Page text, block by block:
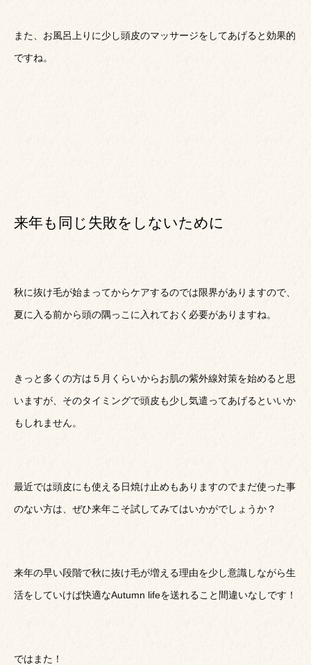
また、お風呂上りに少し頭皮のマッサージをしてあげると効果的
ですね。
来年も同じ失敗をしないために
秋に抜け毛が始まってからケアするのでは限界がありますので、
夏に入る前から頭の隅っこに入れておく必要がありますね。
きっと多くの方は５月くらいからお肌の紫外線対策を始めると思
いますが、そのタイミングで頭皮も少し気遣ってあげるといいか
もしれません。
最近では頭皮にも使える日焼け止めもありますのでまだ使った事
のない方は、ぜひ来年こそ試してみてはいかがでしょうか？
来年の早い段階で秋に抜け毛が増える理由を少し意識しながら生
活をしていけば快適なAutumn lifeを送れること間違いなしです！
ではまた！